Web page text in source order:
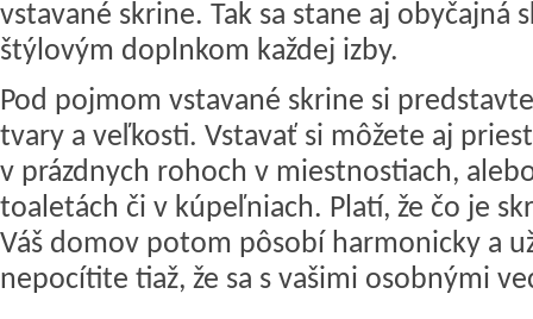
vstavané skrine. Tak sa stane aj obyčajná
štýlovým doplnkom každej izby.
Pod pojmom vstavané skrine si
tvary a veľkosti. Vstavať si môžete aj
v prázdnych rohoch v miestnostiach,
toaletách či v kúpeľniach. Platí, že čo je
Váš domov potom pôsobí harmonicky a
nepocítite tiaž, že sa s vašimi osobnými